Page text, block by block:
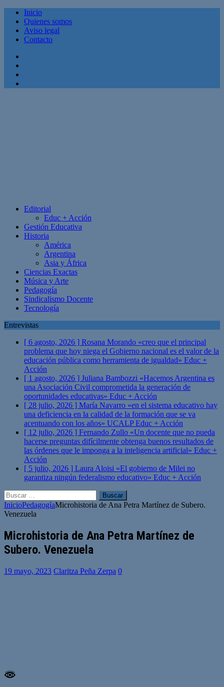
Inicio
Quienes somos
Aviso legal
Contacto
Editorial
Educ + Acción
Gestión Educativa
Historia
América
Argentina
Asia y África
Ciencias Exactas
Música y Arte
Pedagogía
Sindicalismo Docente
Tecnología
Entrevistas
[ 6 agosto, 2026 ] Rosana Morando «creo que el principal
problema que hoy niega el Gobierno nacional es el valor de la
educación pública como herramienta de igualdad» Educ +
Acción
[ 1 agosto, 2026 ] Juliana Bambozzi «Hacemos Argentina es
una Asociación Civil comprometida la generación de
oportunidades educativas» Educ + Acción
[ 28 julio, 2026 ] María Navarro «en el sistema educativo hay
una deficiencia en la calidad de la formación que se va
acentuando con los años» UCALPEduc + Acción
[ 12 julio, 2026 ] Fernando Zullo «Un docente que no pueda
hacerse preguntas difícilmente obtenga buenos resultados de
las órdenes que le imponga a la inteligencia artificial» Educ +
Acción
[ 5 julio, 2026 ] Laura Aloisi «El gobierno de Milei no
garantiza ningún federalismo educativo» Educ + Acción
Buscar:
InicioPedagogíaMicrohistoria de Ana Petra Martínez de Subero.
Venezuela
Microhistoria de Ana Petra Martínez de
Subero. Venezuela
19 mayo, 2023 Claritza Peña Zerpa 0